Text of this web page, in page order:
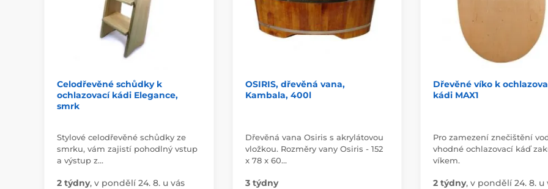
Celodřevěné schůdky k
ochlazovací kádi Elegance,
smrk
Stylové celodřevěné schůdky ze
smrku, vám zajistí pohodlný vstup
a výstup z…
2 týdny, v pondělí 24. 8. u vás
OSIRIS, dřevěná vana,
Kambala, 400l
Dřevěná vana Osiris s akrylátovou
vložkou. Rozměry vany Osiris - 152
x 78 x 60…
3 týdny
Dřevěné víko k
kádi MAX1
Pro zamezení znečištění
vhodné ochlazovací káď
víkem.
2 týdny, v pondělí 24. 8. u